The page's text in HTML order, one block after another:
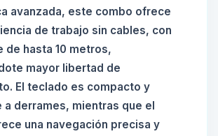
avanzada, este combo ofrece
de trabajo sin cables, con
de hasta 10 metros,
mayor libertad de
El teclado es compacto y
derrames, mientras que el
una navegación precisa y